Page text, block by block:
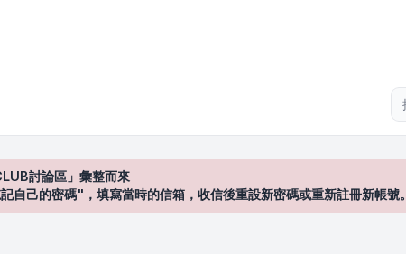
討論區」彙整而來
己的密碼"，填寫當時的信箱，收信後重設新密碼或重新註冊新帳號。